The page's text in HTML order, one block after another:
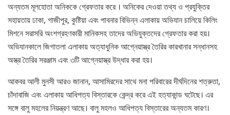
অন্যতম মূলহোতা অনিককে গ্রেফতার করে । অনিকের দেওয়া তথ্য ও প্রযুক্তির
সহায়তায় ঢাকা, গাজীপুর, কুষ্টিয়া এবং পাবনার বিভিন্ন এলাকায় অভিযান চালিয়ে কিলিং
মিশনে সরাসরি অংশগ্রহণকারী মানিকসহ তাদের অভিযুক্তদের গ্রেফতার করা হয়।
অভিযানকালে জিগাতলা এলাকায় অত্যাধুনিক আগ্নেয়াস্ত্র তৈরির কারখানার সন্ধানসহ
অস্ত্র তৈরির সরঞ্জাম এবং ৩টি আগ্নেয়াস্ত্র উদ্ধার করা হয়।
আকবর আলী মুনসী আরও জানান, আসামিরদের সাথে মনা পরিবারের দীর্ঘদিনের শত্রুতা,
চাঁদাবাজি এবং এলাকায় আধিপত্য বিস্তারকে কেন্দ্র করে এই হত্যাকান্ড ঘটেছে। এর
সঙ্গে বালু মহলের নিয়ন্ত্রণ আছে। বালু মহলও আধিপত্য বিস্তারের অন্যতম কারণ।